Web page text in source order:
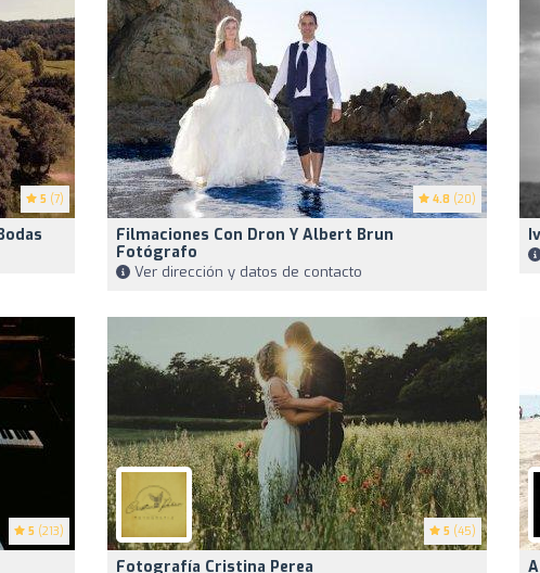
5 (7) 4.8 (20)
Filmaciones Con Dron Y Albert Brun
Fotógrafo
Ver dirección y datos de contacto
5 (213) 5 (45)
Fotografía Cristina Perea